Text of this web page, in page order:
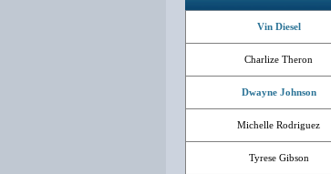
Vin Diesel
Charlize Theron
Dwayne Johnson
Michelle Rodriguez
Tyrese Gibson